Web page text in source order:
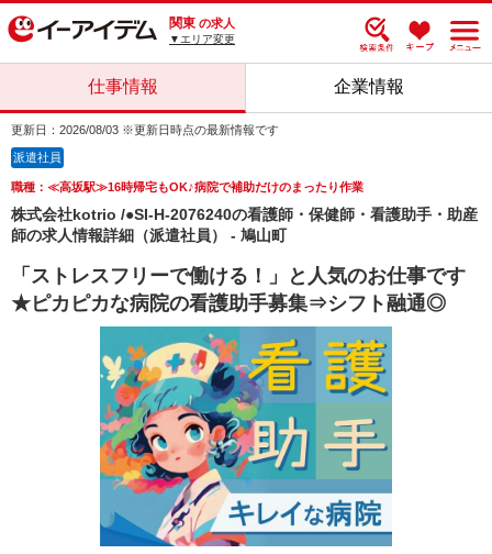
関東 の求人
▼エリア変更
仕事情報 企業情報
更新日：2026/08/03 ※更新日時点の最新情報です
派遣社員
職種：≪高坂駅≫16時帰宅もOK♪病院で補助だけのまったり作業
株式会社kotrio /●SI-H-2076240の看護師・保健師・看護助手・助産
師の求人情報詳細（派遣社員） - 鳩山町
「ストレスフリーで働ける！」と人気のお仕事です
★ピカピカな病院の看護助手募集⇒シフト融通◎